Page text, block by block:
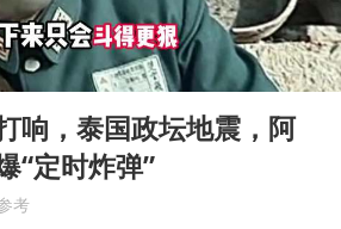
四川宜宾市高县4.9级地震致1人死亡
名创优品回应女子吐槽内裤质量差
出口禁令驱动有色板块大涨
秋天的第一杯奶茶到底有多火
04:14
响，泰国政坛地震，阿
“定时炸弹”
考